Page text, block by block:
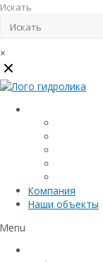
Искать
×
Компания
Наши объекты
Menu